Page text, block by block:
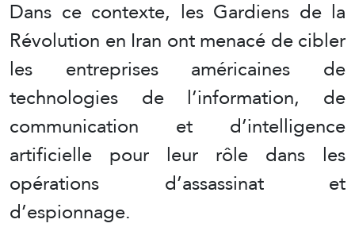
Dans ce contexte, les Gardiens de la
Révolution en Iran ont menacé de cibler
les entreprises américaines de
technologies de l’information, de
communication et d’intelligence
artificielle pour leur rôle dans les
opérations d’assassinat et
d’espionnage.